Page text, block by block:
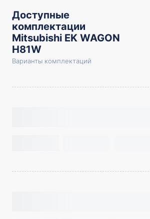
Доступные
комплектации
Mitsubishi EK WAGON
H81W
Варианты комплектаций